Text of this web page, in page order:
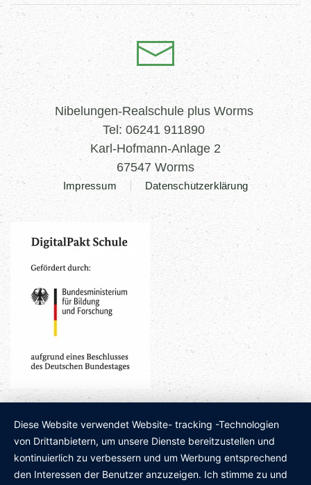
Nibelungen-Realschule plus Worms
Tel: 06241 911890
Karl-Hofmann-Anlage 2
67547 Worms
Impressum Datenschutzerklärung
Diese Website verwendet Website- tracking -Technologien
von Drittanbietern, um unsere Dienste bereitzustellen und
kontinuierlich zu verbessern und um Werbung entsprechend
den Interessen der Benutzer anzuzeigen. Ich stimme zu und